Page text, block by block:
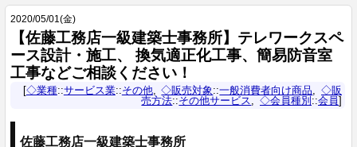
2020/05/01 (金)
【佐藤工務店一級建築士事務所】テレワークスペ
ース設計・施工、 換気適正化工事、簡易防音室
工事などご相談ください！
◇業種::サービス業::その他 ◇販売対象 ::一般消費者向け商品
◇販
売方法::その他サービス ◇会員種別::会員
佐藤工務店一級建築士事務所